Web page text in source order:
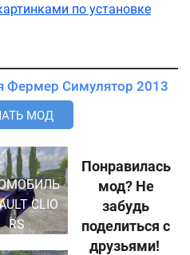
по установке
Скачать мод Bel Air для Фермер Симулятор 2013
МОД
CLIO
RS
Понравилась
мод? Не
забудь
поделиться с
друзьями!